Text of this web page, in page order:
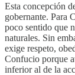
Esta concepción
gobernante. Para
poco sentido que
naturales. Sin
exige respeto,
Confucio porque
inferior al de la